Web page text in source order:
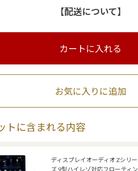
【配送について】
カートに入れる
トに含まれる内容
ディスプレイオーディオ Zシリー
ズ 9型ハイレゾ対応フローティン
お気に入りに追加